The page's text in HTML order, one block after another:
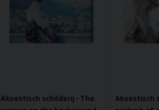
Akoestisch schilderij - The
Akoestisch